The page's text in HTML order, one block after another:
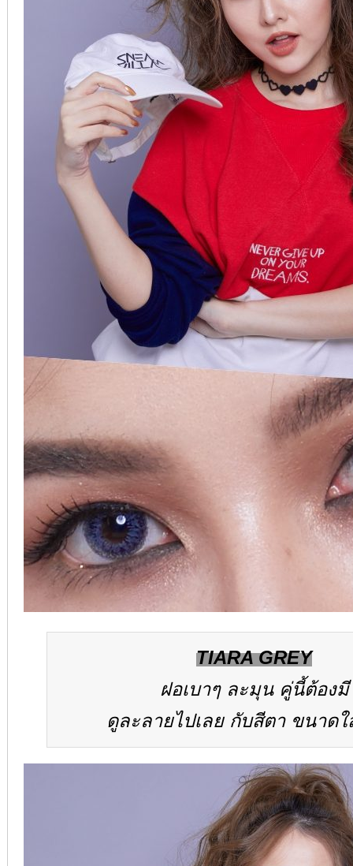
TIARA GREY
ฝอเบาๆ ละมุน คู่นี้ต้องมี
ดูละลายไปเลย กับสีตา ขนาดใ